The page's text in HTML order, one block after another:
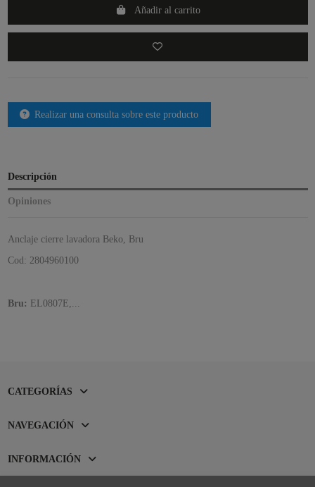
Añadir al carrito
Realizar una consulta sobre este producto
Descripción
Opiniones
Anclaje cierre lavadora Beko, Bru
Cod: 2804960100
Bru: EL0807E,...
CATEGORÍAS
NAVEGACIÓN
INFORMACIÓN